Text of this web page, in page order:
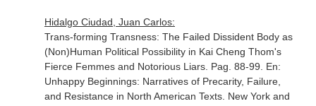
Hidalgo Ciudad, Juan Carlos:
Trans-forming Transness: The Failed Dissident Body as
(Non)Human Political Possibility in Kai Cheng Thom's
Fierce Femmes and Notorious Liars. Pag. 88-99. En:
Unhappy Beginnings: Narratives of Precarity, Failure,
and Resistance in North American Texts. New York and